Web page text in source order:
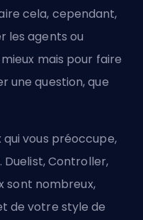
cela, cependant,
les agents ou
mais pour faire
une question, que
qui vous préoccupe,
Duelist, Controller,
sont nombreux,
de votre style de